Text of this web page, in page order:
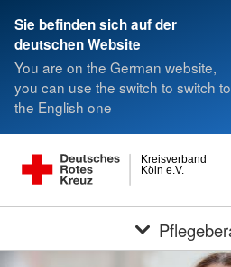
Sie befinden sich auf der
deutschen Website
You are on the German website,
you can use the switch to switch to
the English one
Köln e.V.
Kreisverband